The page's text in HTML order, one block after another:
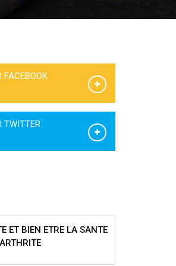
FACEBOOK
TWITTER
ET BIEN ETRE LA SANTE